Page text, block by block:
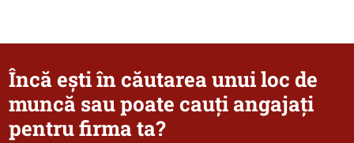
Încă ești în căutarea unui loc de
muncă sau poate cauți angajați
pentru firma ta?